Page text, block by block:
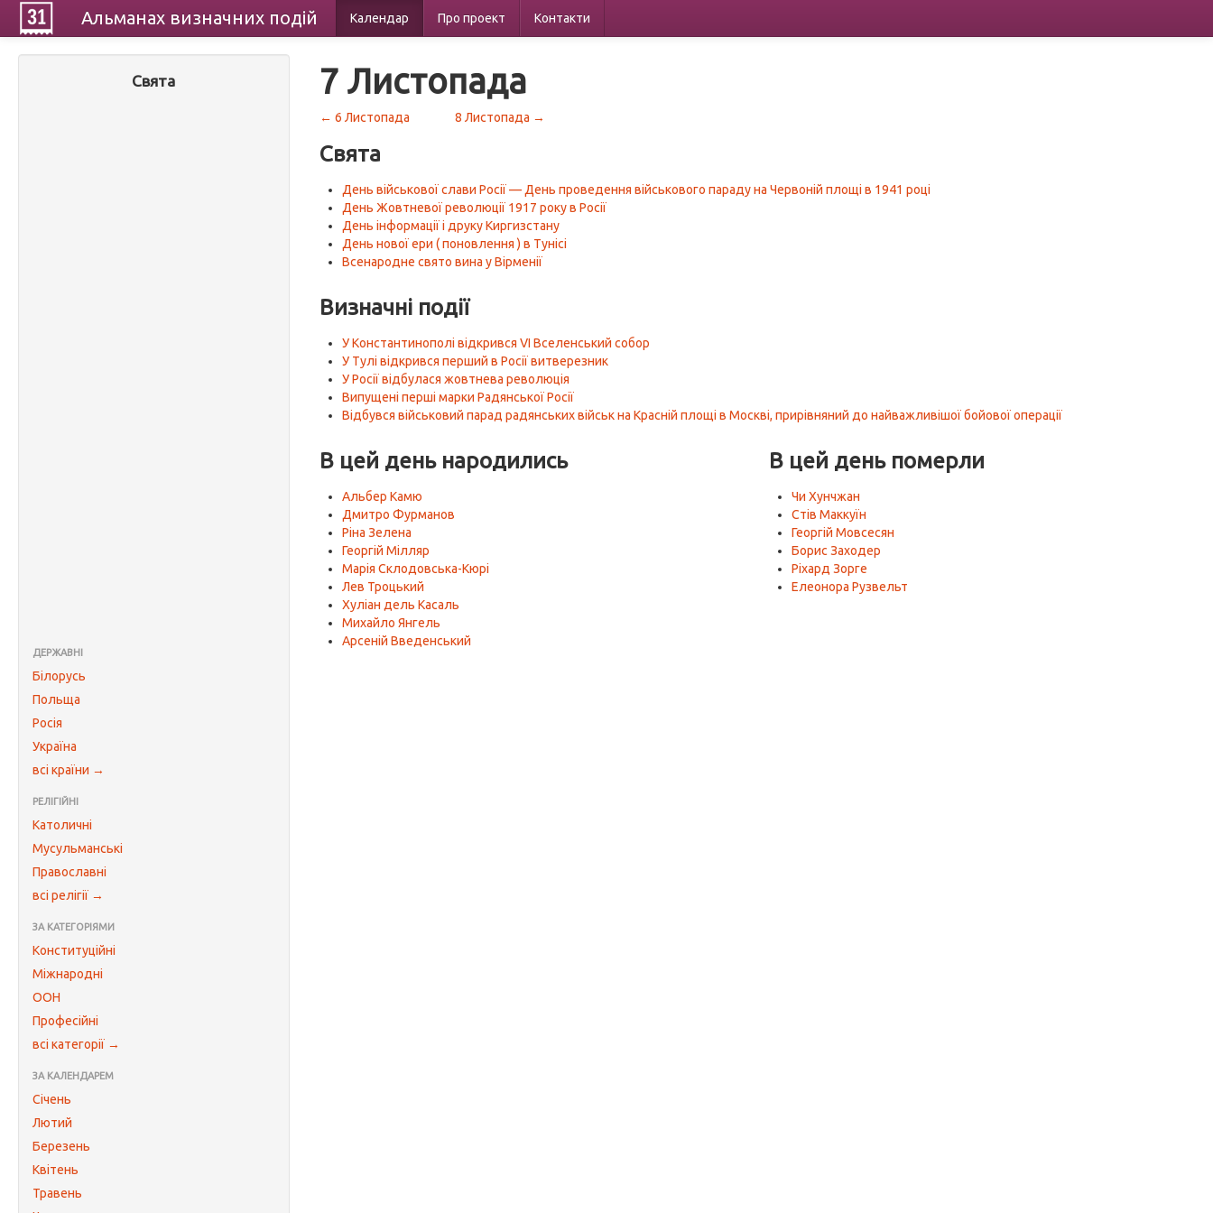
Альманах визначних подій Календар Про проект Контакти
Свята
ДЕРЖАВНІ
Білорусь
Польща
Росія
Україна
всі країни →
РЕЛІГІЙНІ
Католичні
Мусульманські
Православні
всі релігії →
ЗА КАТЕГОРІЯМИ
Конституційні
Міжнародні
ООН
Професійні
всі категорії →
ЗА КАЛЕНДАРЕМ
Січень
Лютий
Березень
Квітень
Травень
7 Листопада
← 6 Листопада 8 Листопада →
Свята
День військової слави Росії — День проведення військового параду на Червоній площі в 1941 році
День Жовтневої революції 1917 року в Росії
День інформації і друку Киргизстану
День нової ери ( поновлення ) в Тунісі
Всенародне свято вина у Вірменії
Визначні події
У Константинополі відкрився VI Вселенський собор
У Тулі відкрився перший в Росії витверезник
У Росії відбулася жовтнева революція
Випущені перші марки Радянської Росії
Відбувся військовий парад радянських військ на Красній площі в Москві, прирівняний до найважливішої бойової операції
В цей день народились
Альбер Камю
Дмитро Фурманов
Ріна Зелена
Георгій Мілляр
Марія Склодовська-Кюрі
Лев Троцький
Хуліан дель Касаль
Михайло Янгель
Арсеній Введенський
В цей день померли
Чи Хунчжан
Стів Маккуїн
Георгій Мовсесян
Борис Заходер
Ріхард Зорге
Елеонора Рузвельт